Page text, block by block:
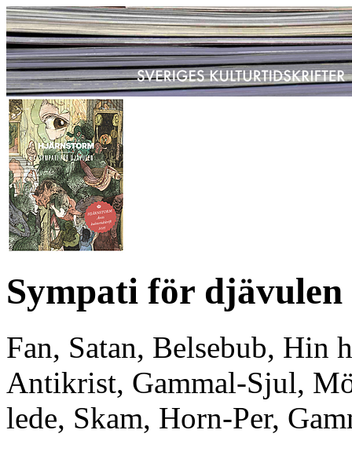
Sympati för djävulen
Fan, Satan, Belsebub, Hin
Antikrist, Gammal-Sjul,
lede, Skam, Horn-Per,